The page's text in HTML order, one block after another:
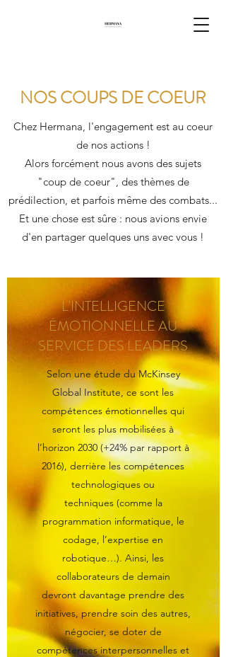
NOS COUPS DE COEUR
Chez Hermana, l'engagement est au coeur
de nos actions !
Alors forcément nous avons des sujets
"coup de coeur", des thèmes de
prédilection, et parfois même des combats...
Et une chose est sûre : nous avions envie
d'en partager quelques uns avec vous !
L'INTELLIGENCE
ÉMOTIONNELLE AU
SERVICE DES LEADERS
Selon une étude du McKinsey
Global Institute, ce sont les
compétences émotionnelles qui
seront les plus mobilisées à
l’horizon 2030 (+24% par rapport à
2016), derrière les compétences
technologiques ou
techniques (comme la
programmation informatique, le
codage, l’expertise en
robotique…). Ainsi, les
collaborateurs de demain
devront davantage prendre des
initiatives, prendre soin des autres,
négocier, se doter de
compétences interpersonnelles et